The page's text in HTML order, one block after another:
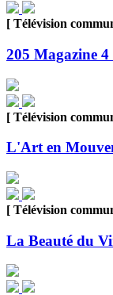
[ Télévision
205 Magazine
[ Télévision
L'Art en
[ Télévision
La Beauté du